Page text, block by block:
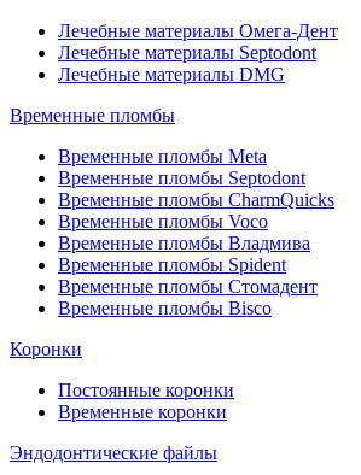
Лечебные материалы Омега-Дент
Лечебные материалы Septodont
Лечебные материалы DMG
Временные пломбы
Временные пломбы Meta
Временные пломбы Septodont
Временные пломбы CharmQuicks
Временные пломбы Voco
Временные пломбы Владмива
Временные пломбы Spident
Временные пломбы Стомадент
Временные пломбы Bisco
Коронки
Постоянные коронки
Временные коронки
Эндодонтические файлы